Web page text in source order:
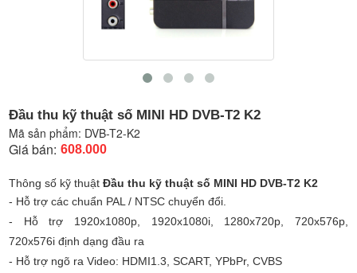
Đầu thu kỹ thuật số MINI HD DVB-T2 K2
Mã sản phẩm: DVB-T2-K2
Giá bán: 608.000
Thông số kỹ thuậtĐầu thu kỹ thuật số MINI HD DVB-T2 K2
- Hỗ trợ các chuẩn PAL / NTSC chuyển đổi.
- Hỗ trợ 1920x1080p, 1920x1080i, 1280x720p, 720x576p,
720x576i định dạng đầu ra
- Hỗ trợ ngõ ra Video: HDMI1.3, SCART, YPbPr, CVBS